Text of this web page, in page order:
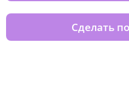
Сделать